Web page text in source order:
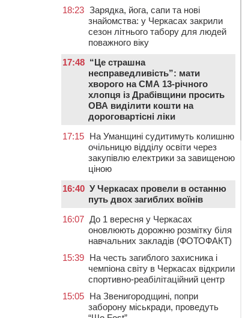
18:23 Зарядка, йога, сапи та нові
знайомства: у Черкасах закрили
сезон літнього табору для людей
поважного віку
17:48 “Це страшна
несправедливість”: мати
хворого на СМА 13-річного
хлопця із Драбівщини просить
ОВА виділити кошти на
дороговартісні ліки
17:15 На Уманщині судитимуть колишню
очільницю відділу освіти через
закупівлю електрики за завищеною
ціною
16:40 У Черкасах провели в останню
путь двох загиблих воїнів
16:07 До 1 вересня у Черкасах
оновлюють дорожню розмітку біля
навчальних закладів (ФОТОФАКТ)
15:39 На честь загиблого захисника і
чемпіона світу в Черкасах відкрили
спортивно-реабілітаційний центр
15:05 На Звенигородщині, попри
заборону міськради, проведуть